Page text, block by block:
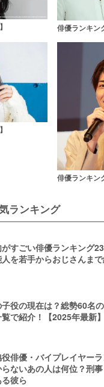
俳優ランキン
俳優ランキン
ランキング
すごい俳優ランキング
を若手からおじさんまで
子役の現在は？総勢60名
で紹介！【2025年最新】
俳優・バイプレイヤー
ないあの人は何位？刑
彼ら